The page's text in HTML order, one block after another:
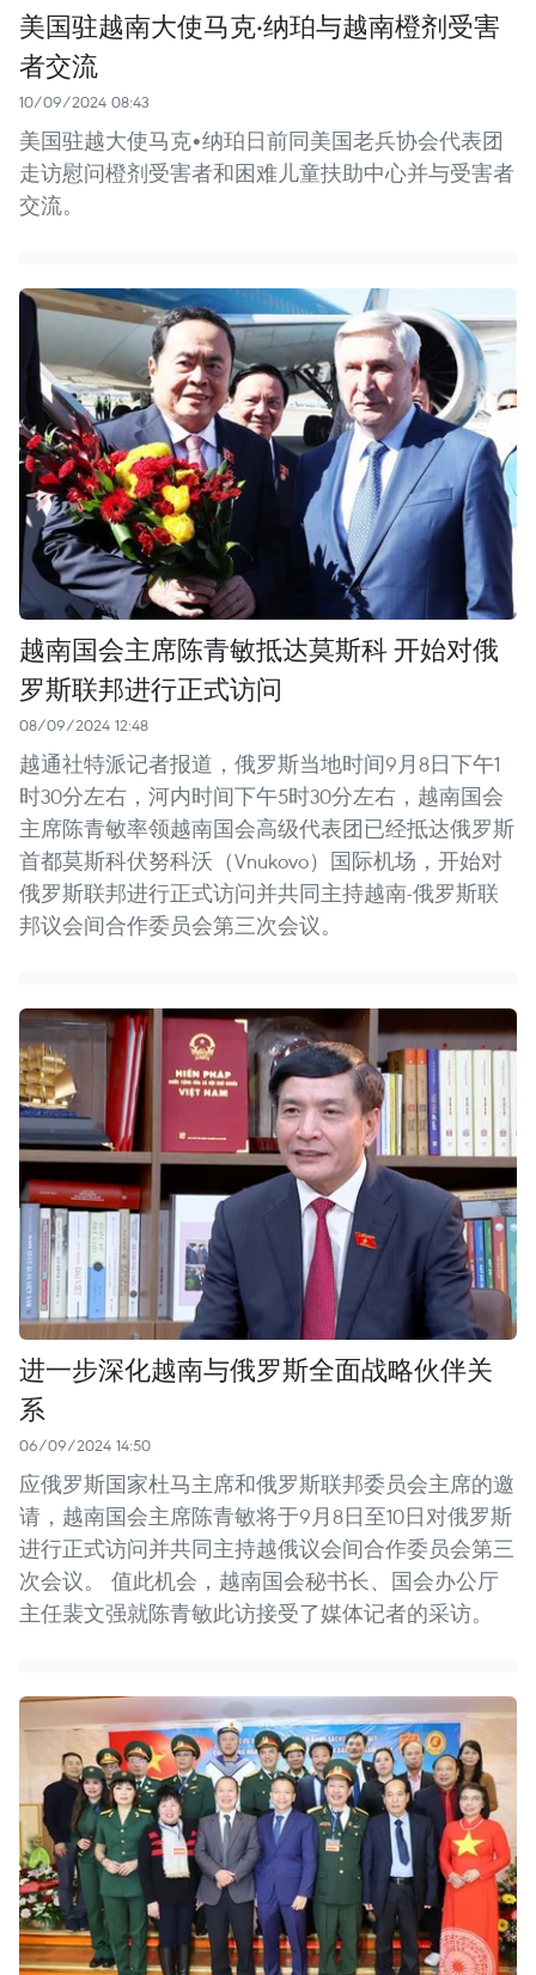
美国驻越南大使马克·纳珀与越南橙剂受害
者交流
10/09/2024 08:43
美国驻越大使马克•纳珀日前同美国老兵协会代表团
走访慰问橙剂受害者和困难儿童扶助中心并与受害者
交流。
越南国会主席陈青敏抵达莫斯科 开始对俄
罗斯联邦进行正式访问
08/09/2024 12:48
越通社特派记者报道，俄罗斯当地时间9月8日下午1
时30分左右，河内时间下午5时30分左右，越南国会
主席陈青敏率领越南国会高级代表团已经抵达俄罗斯
首都莫斯科伏努科沃（Vnukovo）国际机场，开始对
俄罗斯联邦进行正式访问并共同主持越南-俄罗斯联
邦议会间合作委员会第三次会议。
进一步深化越南与俄罗斯全面战略伙伴关
系
06/09/2024 14:50
应俄罗斯国家杜马主席和俄罗斯联邦委员会主席的邀
请，越南国会主席陈青敏将于9月8日至10日对俄罗斯
进行正式访问并共同主持越俄议会间合作委员会第三
次会议。 值此机会，越南国会秘书长、国会办公厅
主任裴文强就陈青敏此访接受了媒体记者的采访。